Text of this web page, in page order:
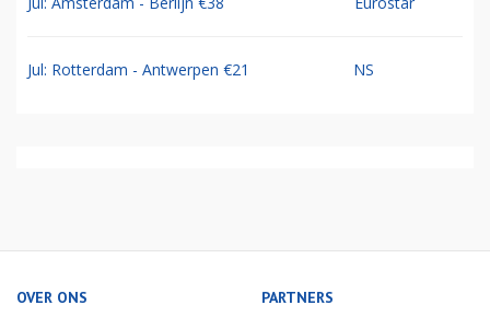
Jul: Rotterdam - Antwerpen €21 NS
OVER ONS PARTNERS